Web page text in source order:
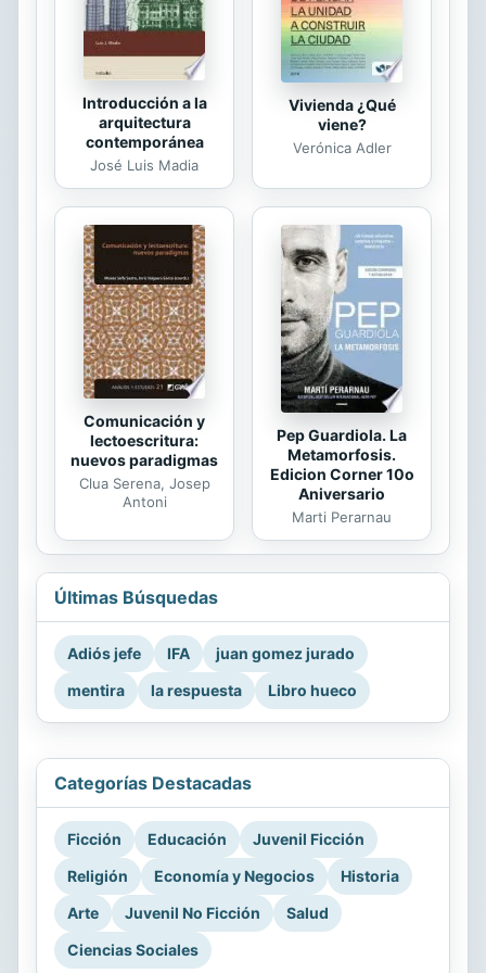
dentro de las limitaciones formales
de una ...
Introducción a la
arquitectura
contemporánea
José Luis Madia
Vivienda ¿Qué
viene?
Verónica Adler
Comunicación y
lectoescritura:
nuevos paradigmas
Clua Serena, Josep
Antoni
Pep Guardiola. La
Metamorfosis.
Edicion Corner 10o
Aniversario
Marti Perarnau
Últimas Búsquedas
Adiós jefe IFA
juan gomez jurado
mentira
la respuesta Libro hueco
Categorías Destacadas
Ficción Educación
Juvenil Ficción
Religión
Economía y Negocios
Historia
Arte
Juvenil No Ficción
Salud
Ciencias Sociales